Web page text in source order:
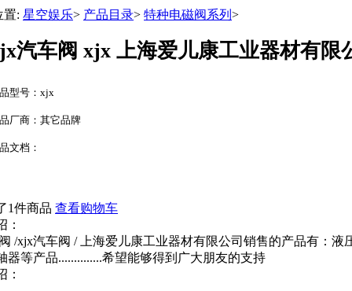
置: 星空娱乐> 产品目录> 特种电磁阀系列 >
汽车阀 xjx 上海爱儿康工业器材有限
型号：xjx
厂商：其它品牌
文档：
1件商品 查看购物车
：
/xjx汽车阀 / 上海爱儿康工业器材有限公司销售的产品有：
器等产品..............希望能够得到广大朋友的支持
：